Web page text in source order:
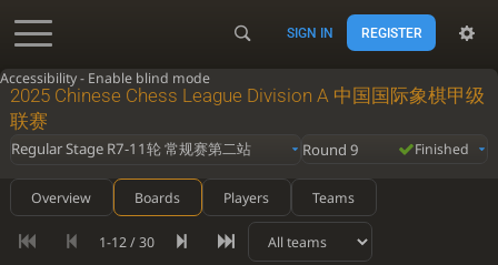
Accessibility - Enable blind mode
SIGN IN REGISTER
2025 Chinese Chess League Division A 中国国际象棋甲级
联赛
Regular Stage R7-11轮 常规赛第二站 Round 9 Finished
Overview Boards Players Teams
1-12 / 30